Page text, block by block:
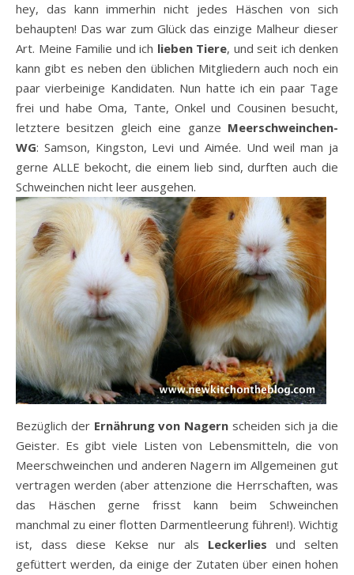
hey, das kann immerhin nicht jedes Häschen von sich
behaupten! Das war zum Glück das einzige Malheur dieser
Art. Meine Familie und ich lieben Tiere, und seit ich denken
kann gibt es neben den üblichen Mitgliedern auch noch ein
paar vierbeinige Kandidaten. Nun hatte ich ein paar Tage
frei und habe Oma, Tante, Onkel und Cousinen besucht,
letztere besitzen gleich eine ganze Meerschweinchen-
WG: Samson, Kingston, Levi und Aimée. Und weil man ja
gerne ALLE bekocht, die einem lieb sind, durften auch die
Schweinchen nicht leer ausgehen.
Bezüglich der Ernährung von Nagern scheiden sich ja die
Geister. Es gibt viele Listen von Lebensmitteln, die von
Meerschweinchen und anderen Nagern im Allgemeinen gut
vertragen werden (aber attenzione die Herrschaften, was
das Häschen gerne frisst kann beim Schweinchen
manchmal zu einer flotten Darmentleerung führen!). Wichtig
ist, dass diese Kekse nur als Leckerlies und selten
gefüttert werden, da einige der Zutaten über einen hohen